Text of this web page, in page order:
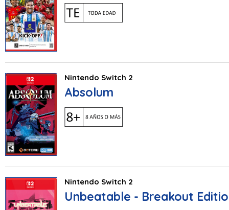
Nintendo Switch 2
Absolum
Nintendo Switch 2
Unbeatable - Breakout